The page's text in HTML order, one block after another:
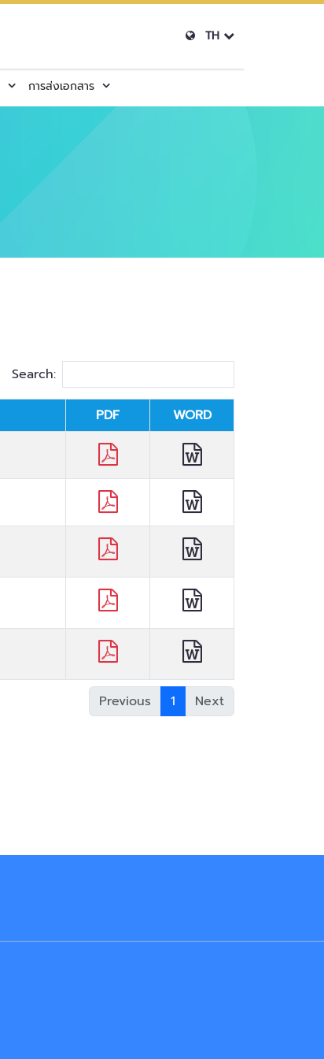
TH
การส่งเอกสาร
Search:
PDF
WORD
Previous 1 Next